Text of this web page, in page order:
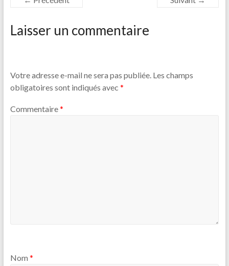
Laisser un commentaire
Votre adresse e-mail ne sera pas publiée. Les champs
obligatoires sont indiqués avec *
Commentaire*
Nom *